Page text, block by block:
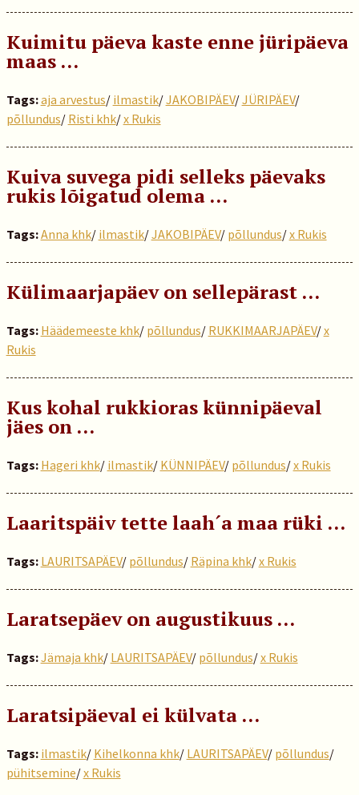
Kuimitu päeva kaste enne jüripäeva
maas …
Tags:aja arvestus/ ilmastik/JAKOBIPÄEV/JÜRIPÄEV/
põllundus/ Risti khk/x Rukis
Kuiva suvega pidi selleks päevaks
rukis lõigatud olema …
Tags:Anna khk/ ilmastik/JAKOBIPÄEV/ põllundus/x Rukis
Külimaarjapäev on sellepärast …
Tags: Häädemeeste khk/ põllundus/ RUKKIMAARJAPÄEV/x
Rukis
Kus kohal rukkioras künnipäeval
jäes on …
Tags: Hageri khk/ ilmastik/ KÜNNIPÄEV/ põllundus/x Rukis
Laaritspäiv tette laah´a maa rüki ...
Tags: LAURITSAPÄEV/ põllundus/ Räpina khk/x Rukis
Laratsepäev on augustikuus ...
Tags:Jämaja khk/ LAURITSAPÄEV/ põllundus/x Rukis
Laratsipäeval ei külvata …
Tags: ilmastik/ Kihelkonna khk/ LAURITSAPÄEV/ põllundus/
pühitsemine/x Rukis